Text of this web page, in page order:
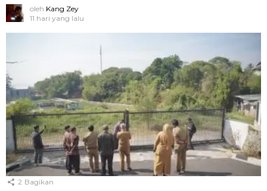
oleh Kang Zey
11 hari yang lalu
2 Bagikan